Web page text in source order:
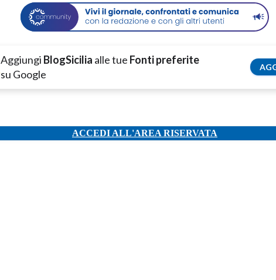
Aggiungi BlogSicilia alle tue Fonti preferite
su Google
ACCEDI ALL'AREA RISERVATA